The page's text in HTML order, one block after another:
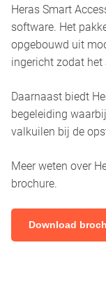
Heras Smart
software. Het
opgebouwd uit
ingericht zodat
Daarnaast biedt
begeleiding
valkuilen bij de
Meer weten over
brochure.
Download